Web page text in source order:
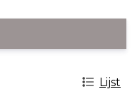
Lijst